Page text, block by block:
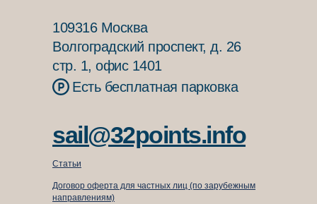
sail@32points.info
109316 Москва
Волгоградский проспект, д. 26
стр. 1, офис 1401
Есть бесплатная парковка
Статьи
Договор оферта для частных лиц (по зарубежным
направлениям)